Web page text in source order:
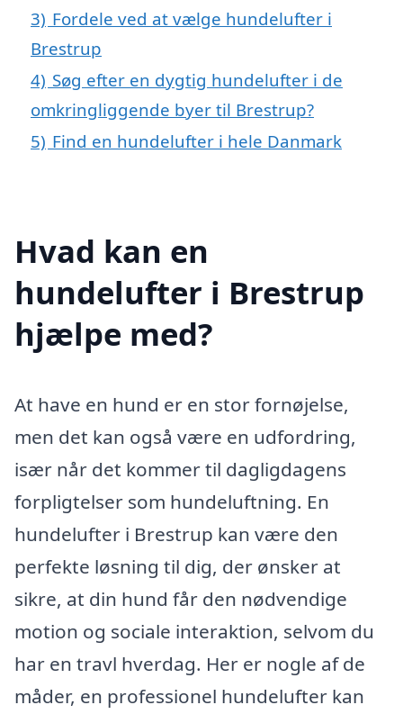
3) Fordele ved at vælge hundelufter i
Brestrup
4) Søg efter en dygtig hundelufter i de
omkringliggende byer til Brestrup?
5) Find en hundelufter i hele Danmark
Hvad kan en
hundelufter i Brestrup
hjælpe med?
At have en hund er en stor fornøjelse,
men det kan også være en udfordring,
især når det kommer til dagligdagens
forpligtelser som hundeluftning. En
hundelufter i Brestrup kan være den
perfekte løsning til dig, der ønsker at
sikre, at din hund får den nødvendige
motion og sociale interaktion, selvom du
har en travl hverdag. Her er nogle af de
måder, en professionel hundelufter kan